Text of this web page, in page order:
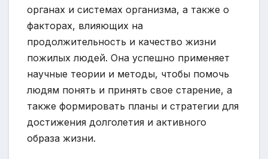
органах и системах организма, а также о
факторах, влияющих на
продолжительность и качество жизни
пожилых людей. Она успешно применяет
научные теории и методы, чтобы помочь
людям понять и принять свое старение, а
также формировать планы и стратегии для
достижения долголетия и активного
образа жизни.